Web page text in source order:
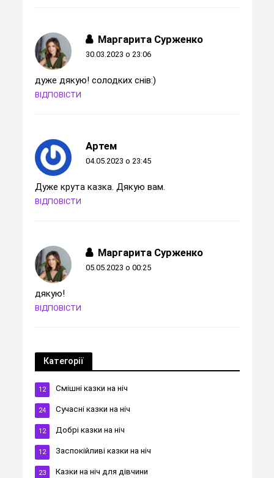
Маргарита Сурженко
30.03.2023 о 23:06
дуже дякую! солодких снів:)
ВІДПОВІСТИ
Артем
04.05.2023 о 23:45
Дуже крута казка. Дякую вам.
ВІДПОВІСТИ
Маргарита Сурженко
05.05.2023 о 00:25
дякую!
ВІДПОВІСТИ
Категорії
Cмішні казки на ніч
12
Cучасні казки на ніч
24
Добрі казки на ніч
12
Заспокійливі казки на ніч
12
Казки на ніч для дівчини
23